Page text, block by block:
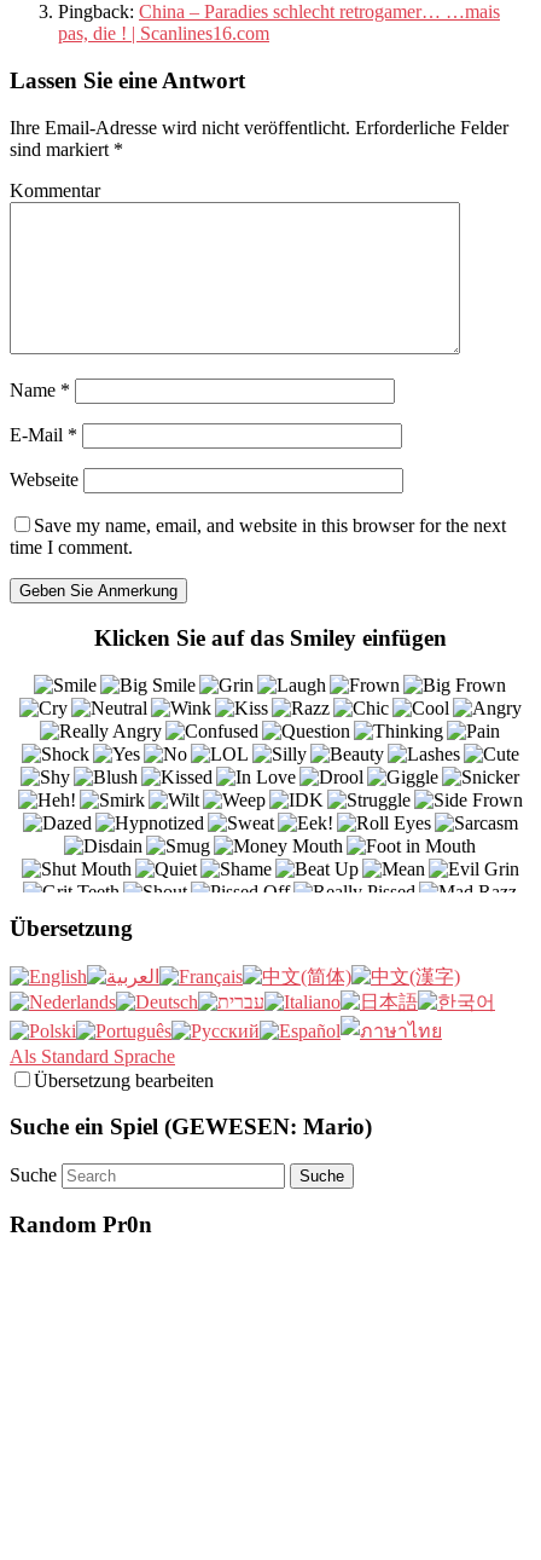
Pingback: China – Paradies schlecht retrogamer… …mais
pas, die ! | Scanlines16.com
Lassen Sie eine Antwort
Ihre Email-Adresse wird nicht veröffentlicht. Erforderliche Felder
sind markiert *
Kommentar
Name *
E-Mail *
Webseite
Save my name, email, and website in this browser for the next
time I comment.
Klicken Sie auf das Smiley einfügen
Übersetzung
Als Standard Sprache
Übersetzung bearbeiten
Suche ein Spiel (GEWESEN: Mario)
Suche
Random Pr0n